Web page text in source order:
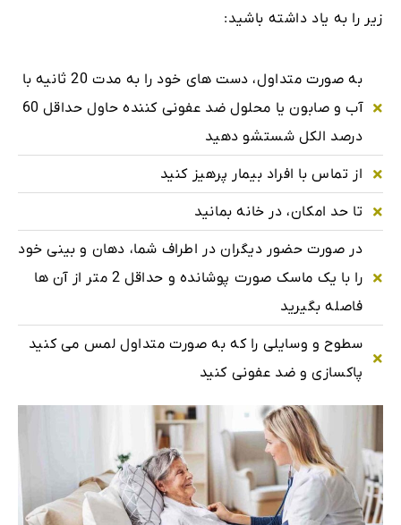
زیر را به یاد داشته باشید:
به صورت متداول، دست های خود را به مدت 20 ثانیه با
آب و صابون یا محلول ضد عفونی کننده حاول حداقل 60
درصد الکل شستشو دهید
از تماس با افراد بیمار پرهیز کنید
تا حد امکان، در خانه بمانید
در صورت حضور دیگران در اطراف شما، دهان و بینی خود
را با یک ماسک صورت پوشانده و حداقل 2 متر از آن ها
فاصله بگیرید
سطوح و وسایلی را که به صورت متداول لمس می کنید
پاکسازی و ضد عفونی کنید